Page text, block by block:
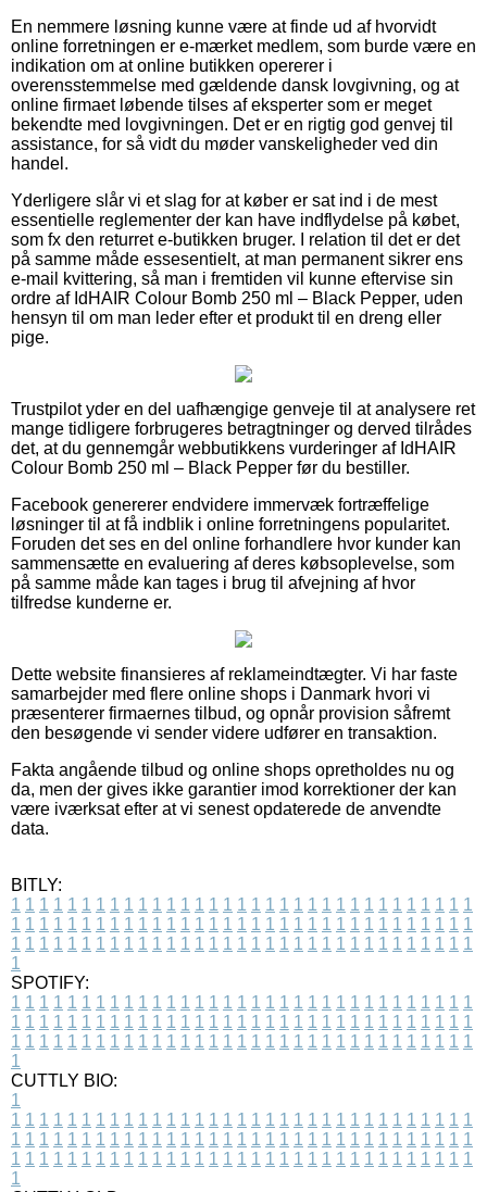
En nemmere løsning kunne være at finde ud af hvorvidt
online forretningen er e-mærket medlem, som burde være en
indikation om at online butikken opererer i
overensstemmelse med gældende dansk lovgivning, og at
online firmaet løbende tilses af eksperter som er meget
bekendte med lovgivningen. Det er en rigtig god genvej til
assistance, for så vidt du møder vanskeligheder ved din
handel.
Yderligere slår vi et slag for at køber er sat ind i de mest
essentielle reglementer der kan have indflydelse på købet,
som fx den returret e-butikken bruger. I relation til det er det
på samme måde essesentielt, at man permanent sikrer ens
e-mail kvittering, så man i fremtiden vil kunne eftervise sin
ordre af IdHAIR Colour Bomb 250 ml – Black Pepper, uden
hensyn til om man leder efter et produkt til en dreng eller
pige.
Trustpilot yder en del uafhængige genveje til at analysere ret
mange tidligere forbrugeres betragtninger og derved tilrådes
det, at du gennemgår webbutikkens vurderinger af IdHAIR
Colour Bomb 250 ml – Black Pepper før du bestiller.
Facebook genererer endvidere immervæk fortræffelige
løsninger til at få indblik i online forretningens popularitet.
Foruden det ses en del online forhandlere hvor kunder kan
sammensætte en evaluering af deres købsoplevelse, som
på samme måde kan tages i brug til afvejning af hvor
tilfredse kunderne er.
Dette website finansieres af reklameindtægter. Vi har faste
samarbejder med flere online shops i Danmark hvori vi
præsenterer firmaernes tilbud, og opnår provision såfremt
den besøgende vi sender videre udfører en transaktion.
Fakta angående tilbud og online shops opretholdes nu og
da, men der gives ikke garantier imod korrektioner der kan
være iværksat efter at vi senest opdaterede de anvendte
data.
BITLY:
1 1 1 1 1 1 1 1 1 1 1 1 1 1 1 1 1 1 1 1 1 1 1 1 1 1 1 1 1 1 1 1 1
1 1 1 1 1 1 1 1 1 1 1 1 1 1 1 1 1 1 1 1 1 1 1 1 1 1 1 1 1 1 1 1 1
1 1 1 1 1 1 1 1 1 1 1 1 1 1 1 1 1 1 1 1 1 1 1 1 1 1 1 1 1 1 1 1 1
1
SPOTIFY:
1 1 1 1 1 1 1 1 1 1 1 1 1 1 1 1 1 1 1 1 1 1 1 1 1 1 1 1 1 1 1 1 1
1 1 1 1 1 1 1 1 1 1 1 1 1 1 1 1 1 1 1 1 1 1 1 1 1 1 1 1 1 1 1 1 1
1 1 1 1 1 1 1 1 1 1 1 1 1 1 1 1 1 1 1 1 1 1 1 1 1 1 1 1 1 1 1 1 1
1
CUTTLY BIO:
1
1 1 1 1 1 1 1 1 1 1 1 1 1 1 1 1 1 1 1 1 1 1 1 1 1 1 1 1 1 1 1 1 1
1 1 1 1 1 1 1 1 1 1 1 1 1 1 1 1 1 1 1 1 1 1 1 1 1 1 1 1 1 1 1 1 1
1 1 1 1 1 1 1 1 1 1 1 1 1 1 1 1 1 1 1 1 1 1 1 1 1 1 1 1 1 1 1 1 1
1